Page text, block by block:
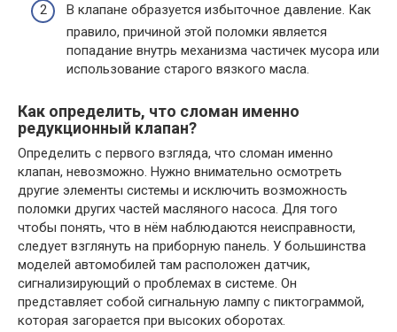
В клапане образуется избыточное давление. Как
правило, причиной этой поломки является
попадание внутрь механизма частичек мусора или
использование старого вязкого масла.
Как определить, что сломан именно
редукционный клапан?
Определить с первого взгляда, что сломан именно
клапан, невозможно. Нужно внимательно осмотреть
другие элементы системы и исключить возможность
поломки других частей масляного насоса. Для того
чтобы понять, что в нём наблюдаются неисправности,
следует взглянуть на приборную панель. У большинства
моделей автомобилей там расположен датчик,
сигнализирующий о проблемах в системе. Он
представляет собой сигнальную лампу с пиктограммой,
которая загорается при высоких оборотах.